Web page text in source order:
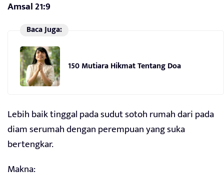
Amsal 21:9
Baca Juga:
150 Mutiara Hikmat Tentang Doa
Lebih baik tinggal pada sudut sotoh rumah dari pada
diam serumah dengan perempuan yang suka
bertengkar.
Makna: